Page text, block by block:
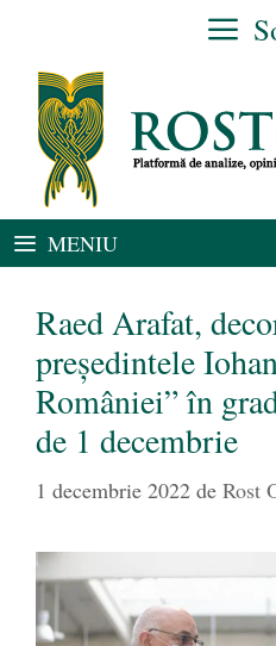
conținut
MENIU
Raed Arafat,
președintele
României” în
de 1 decembrie
1 decembrie 2022 de Rost